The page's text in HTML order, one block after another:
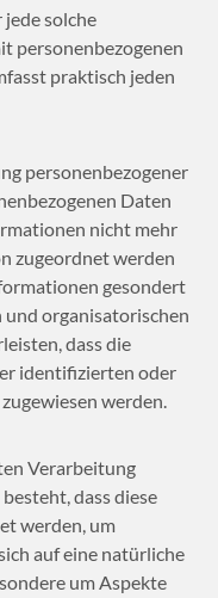
solche
personenbezogenen
praktisch jeden
personenbezogener
Daten
nicht mehr
zugeordnet werden
gesondert
organisatorischen
dass die
identifizierten oder
werden.
Verarbeitung
dass diese
werden, um
auf eine natürliche
um Aspekte